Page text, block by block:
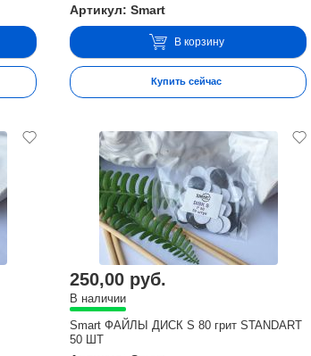
Артикул: Smart
В корзину
Купить сейчас
250,00 руб.
В наличии
Smart ФАЙЛЫ ДИСК S 80 грит STANDART
50 ШТ